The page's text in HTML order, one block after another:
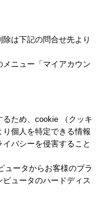
は下記の問合せ先より
ニュー「マイアカウン
ため、cookie （クッキ
個人を特定できる情報
バシーを侵害すること
ータからお客様のブラ
ュータのハードディス